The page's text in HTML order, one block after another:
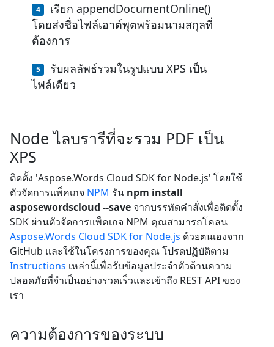
เรียก appendDocumentOnline()
โดยส่งชื่อไฟล์เอาต์พุตพร้อมนามสกุลที่
ต้องการ
รับผลลัพธ์รวมในรูปแบบ XPS เป็น
ไฟล์เดียว
Node ไลบรารีที่จะรวม PDF เป็น
XPS
ติดตั้ง 'Aspose.Words Cloud SDK for Node.js' โดยใช้
ตัวจัดการแพ็คเกจ NPM รัน npm install
asposewordscloud --save จากบรรทัดคำสั่งเพื่อติดตั้ง
SDK ผ่านตัวจัดการแพ็คเกจ NPM คุณสามารถโคลน
Aspose.Words Cloud SDK for Node.js ด้วยตนเองจาก
GitHub และใช้ในโครงการของคุณ โปรดปฏิบัติตาม
Instructions เหล่านี้เพื่อรับข้อมูลประจำตัวด้านความ
ปลอดภัยที่จำเป็นอย่างรวดเร็วและเข้าถึง REST API ของ
เรา
ความต้องการของระบบ